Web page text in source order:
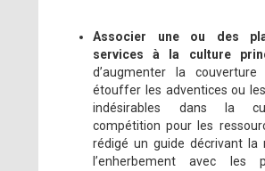
Associer une ou des
services à la culture
d’augmenter la
étouffer les adventices ou
indésirables dans la
compétition pour les
rédigé un guide décrivant la
l’enherbement avec les